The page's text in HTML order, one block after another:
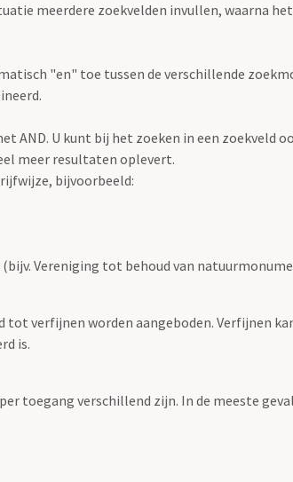
meerdere zoekvelden invullen, waarna
"en" toe tussen de verschillende
U kunt bij het zoeken in een zoekveld
meer resultaten oplevert.
bijvoorbeeld:
Vereniging tot behoud van
verfijnen worden aangeboden. Verfijnen
is.
toegang verschillend zijn. In de meeste